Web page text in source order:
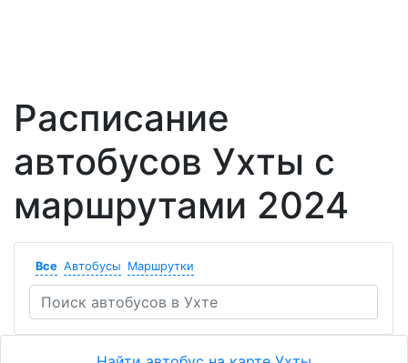
Расписание
автобусов Ухты с
маршрутами 2024
Все Автобусы Маршрутки